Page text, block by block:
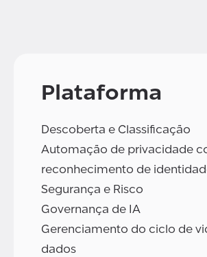
Plataforma
Descoberta e Classificação
Automação de privacidade
reconhecimento de
Segurança e Risco
Governança de IA
Gerenciamento do ciclo de
dados